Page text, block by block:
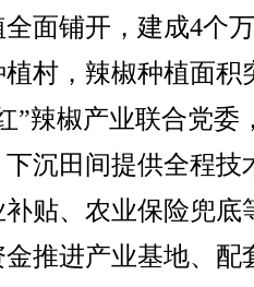
面铺开，建成4个
村，辣椒种植面积
”辣椒产业联合党委
沉田间提供全程技
贴、农业保险兜底
推进产业基地、配